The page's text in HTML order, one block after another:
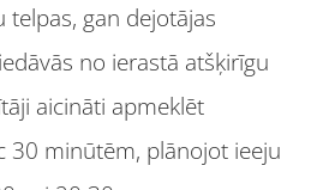
telpas, gan dejotājas
no ierastā atšķirīgu
aicināti apmeklēt
30 minūtēm, plānojot ieeju